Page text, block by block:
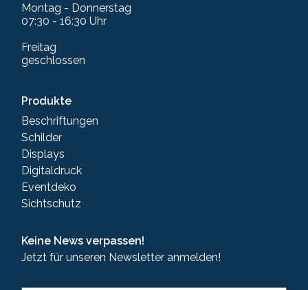
Montag - Donnerstag
07:30 - 16:30 Uhr
Freitag
geschlossen
Produkte
Beschriftungen
Schilder
Displays
Digitaldruck
Eventdeko
Sichtschutz
Keine News verpassen!
Jetzt für unseren Newsletter anmelden!